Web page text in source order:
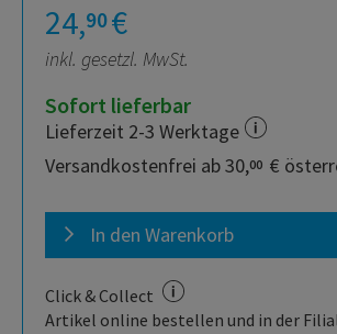
24,90€
inkl. gesetzl. MwSt.
Sofort lieferbar
Lieferzeit 2-3 Werktage
Versandkostenfrei ab 30,00 €
In den Warenkorb
Click & Collect
Artikel online bestellen und in der